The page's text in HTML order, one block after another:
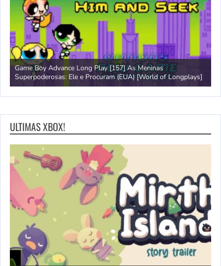
Game Boy Advance Long Play [157] As Meninas
Superpoderosas: Ele e Procuram (EUA) [World of Longplays]
ULTIMAS XBOX!